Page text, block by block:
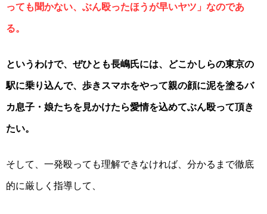
っても聞かない、ぶん殴ったほうが早いヤツ」なのであ
る。
というわけで、ぜひとも長嶋氏には、どこかしらの東京の
駅に乗り込んで、歩きスマホをやって親の顔に泥を塗るバ
カ息子・娘たちを見かけたら愛情を込めてぶん殴って頂き
たい。
そして、一発殴っても理解できなければ、分かるまで徹底
的に厳しく指導して、